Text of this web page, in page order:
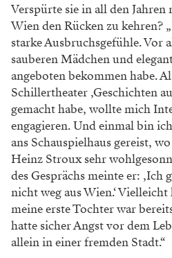
Verspürte sie in all den
Wien den Rücken zu kehren?
starke Ausbruchsgefühle. Vor
sauberen Mädchen und
angeboten bekommen habe.
Schillertheater ,Geschichten
gemacht habe, wolltemich
engagieren. Und einmal bin
ans Schauspielhaus gereist,
Heinz Strouxsehr
des Gesprächs meinteer: ,Ich
nicht weg aus Wien.‘ Vielleicht
meine ersteTochter war
hatte sicher Angst vordem
allein in einer fremden Stadt.“